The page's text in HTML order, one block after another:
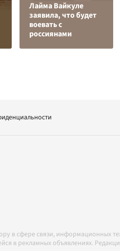
Лайма Вайкуле
заявила, что будет
воевать с
россиянами
в сфере связи, информационных
в рекламных объявлениях.